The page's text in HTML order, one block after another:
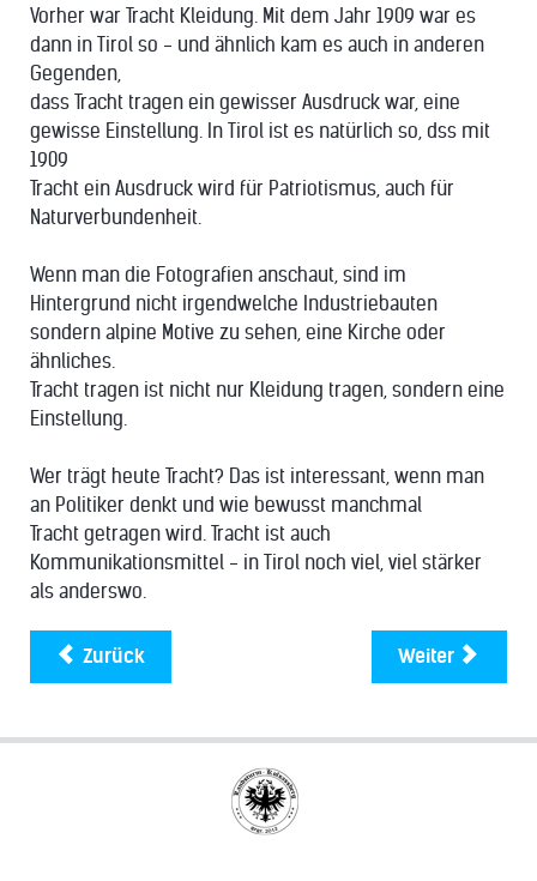
Vorher war Tracht Kleidung. Mit dem Jahr 1909 war es
dann in Tirol so - und ähnlich kam es auch in anderen
Gegenden,
dass Tracht tragen ein gewisser Ausdruck war, eine
gewisse Einstellung. In Tirol ist es natürlich so, dss mit
1909
Tracht ein Ausdruck wird für Patriotismus, auch für
Naturverbundenheit.
Wenn man die Fotografien anschaut, sind im
Hintergrund nicht irgendwelche Industriebauten
sondern alpine Motive zu sehen, eine Kirche oder
ähnliches.
Tracht tragen ist nicht nur Kleidung tragen, sondern eine
Einstellung.
Wer trägt heute Tracht? Das ist interessant, wenn man
an Politiker denkt und wie bewusst manchmal
Tracht getragen wird. Tracht ist auch
Kommunikationsmittel - in Tirol noch viel, viel stärker
als anderswo.
Zurück Weiter